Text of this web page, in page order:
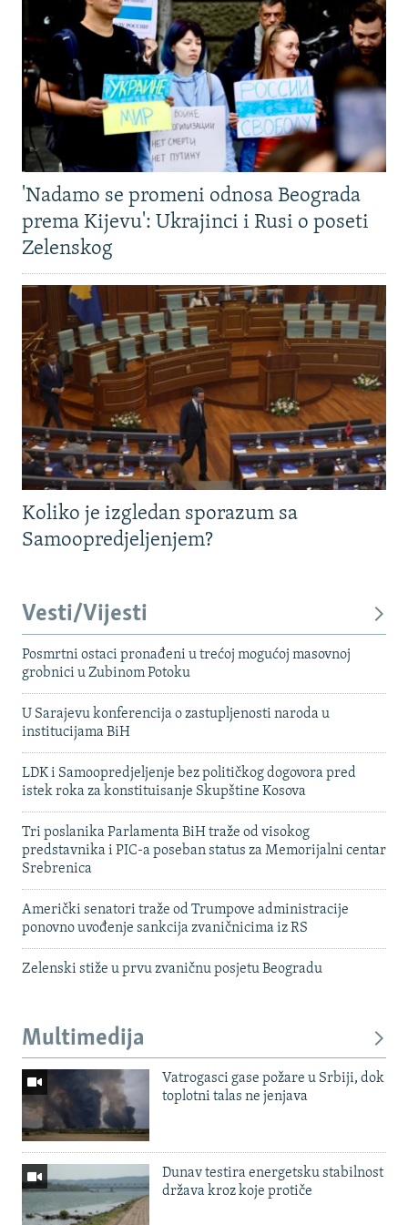
'Nadamo se promeni odnosa Beograda
prema Kijevu': Ukrajinci i Rusi o poseti
Zelenskog
Koliko je izgledan sporazum sa
Samoopredjeljenjem?
Vesti/Vijesti
Posmrtni ostaci pronađeni u trećoj mogućoj masovnoj
grobnici u Zubinom Potoku
U Sarajevu konferencija o zastupljenosti naroda u
institucijama BiH
LDK i Samoopredjeljenje bez političkog dogovora pred
istek roka za konstituisanje Skupštine Kosova
Tri poslanika Parlamenta BiH traže od visokog
predstavnika i PIC-a poseban status za Memorijalni centar
Srebrenica
Američki senatori traže od Trumpove administracije
ponovno uvođenje sankcija zvaničnicima iz RS
Zelenski stiže u prvu zvaničnu posjetu Beogradu
Multimedija
Vatrogasci gase požare u Srbiji, dok
toplotni talas ne jenjava
Dunav testira energetsku stabilnost
država kroz koje protiče